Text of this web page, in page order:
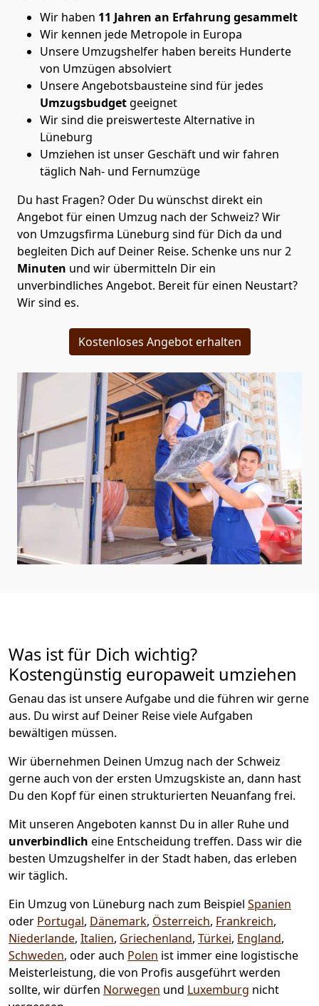
Wir haben 11 Jahren an Erfahrung gesammelt
Wir kennen jede Metropole in Europa
Unsere Umzugshelfer haben bereits Hunderte
von Umzügen absolviert
Unsere Angebotsbausteine sind für jedes
Umzugsbudgetgeeignet
Wir sind die preiswerteste Alternative in
Lüneburg
Umziehen ist unser Geschäft und wir fahren
täglich Nah- und Fernumzüge
Du hast Fragen? Oder Du wünschst direkt ein
Angebot für einen Umzug nach der Schweiz? Wir
von Umzugsfirma Lüneburg sind für Dich da und
begleiten Dich auf Deiner Reise. Schenke uns nur2
Minuten und wir übermitteln Dir ein
unverbindliches Angebot. Bereit für einen Neustart?
Wir sind es.
Kostenloses Angebot erhalten
Was ist für Dich wichtig?
Kostengünstig europaweit umziehen
Genau das ist unsere Aufgabe und die führen wir gerne
aus. Du wirst auf Deiner Reise viele Aufgaben
bewältigen müssen.
Wir übernehmen Deinen Umzug nach der Schweiz
gerne auch von der ersten Umzugskiste an, dann hast
Du den Kopf für einen strukturierten Neuanfang frei.
Mit unseren Angeboten kannst Du in aller Ruhe und
unverbindlich eine Entscheidung treffen. Dass wir die
besten Umzugshelfer in der Stadt haben, das erleben
wir täglich.
Ein Umzug von Lüneburg nach zum Beispiel Spanien
oder Portugal, Dänemark, Österreich, Frankreich,
Niederlande, Italien, Griechenland, Türkei, England,
Schweden, oder auch Polen ist immer eine logistische
Meisterleistung, die von Profis ausgeführt werden
sollte, wir dürfen Norwegen und Luxemburg nicht